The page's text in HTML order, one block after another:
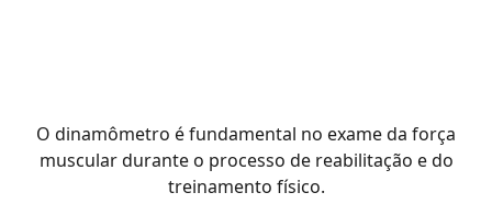
O dinamômetro é fundamental no exame da força
muscular durante o processo de reabilitação e do
treinamento físico.